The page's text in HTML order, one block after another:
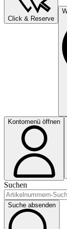
Click & Reserve
Kontomenü öffnen
Suchen
Suche absenden